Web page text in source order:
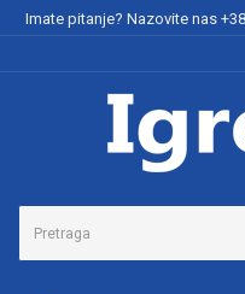
Imate pitanje? Nazovite nas